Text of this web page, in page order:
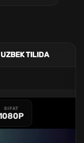
TILIDA
SIFAT